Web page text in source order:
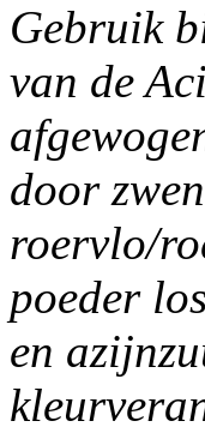
Gebruik
van de
door
roervlo/
poeder
en